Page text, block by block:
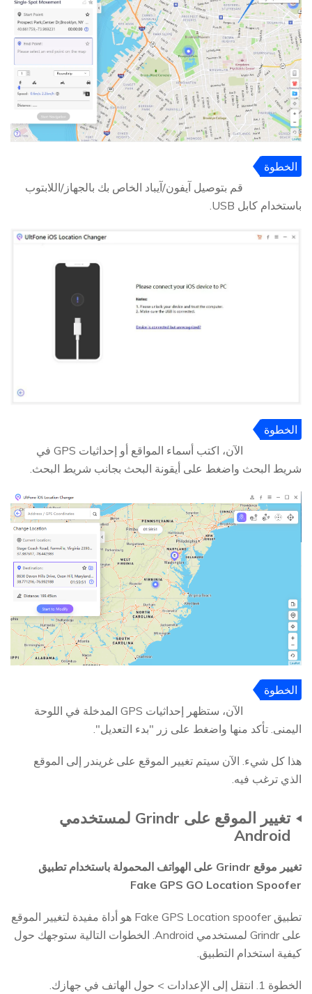
الخطوة
قم بتوصيل آيفون/آيباد الخاص بك بالجهاز/اللابتوب
باستخدام كابل USB.
الخطوة
الآن، اكتب أسماء المواقع أو إحداثيات GPS في
شريط البحث واضغط على أيقونة البحث بجانب شريط البحث.
الخطوة
الآن، ستظهر إحداثيات GPS المدخلة في اللوحة
اليمنى. تأكد منها واضغط على زر "بدء التعديل".
هذا كل شيء. الآن سيتم تغيير الموقع على غريندر إلى الموقع
الذي ترغب فيه.
تغيير الموقع على Grindr لمستخدمي
Android
تغيير موقع Grindr على الهواتف المحمولة باستخدام تطبيق
Fake GPS GO Location Spoofer
تطبيق Fake GPS Location spoofer هو أداة مفيدة لتغيير الموقع
على Grindr لمستخدمي Android. الخطوات التالية ستوجهك حول
كيفية استخدام التطبيق.
الخطوة 1. انتقل إلى الإعدادات > حول الهاتف في جهازك.